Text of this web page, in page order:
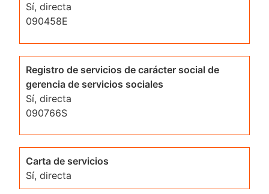
Sí, directa
090458E
Registro de servicios de carácter social de
gerencia de servicios sociales
Sí, directa
090766S
Carta de servicios
Sí, directa